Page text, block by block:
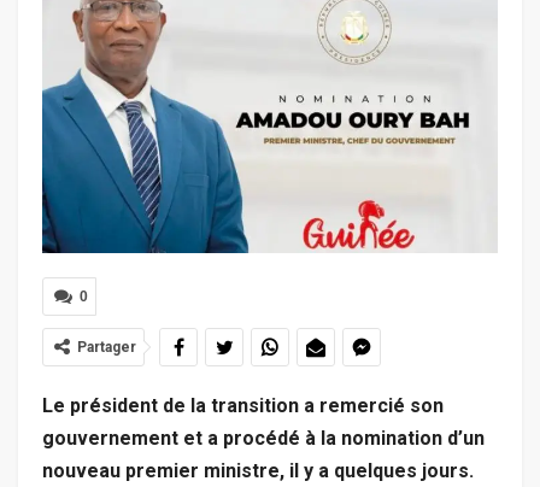
0
Partager
Le président de la transition a remercié son
gouvernement et a procédé à la nomination d’un
nouveau premier ministre, il y a quelques jours.